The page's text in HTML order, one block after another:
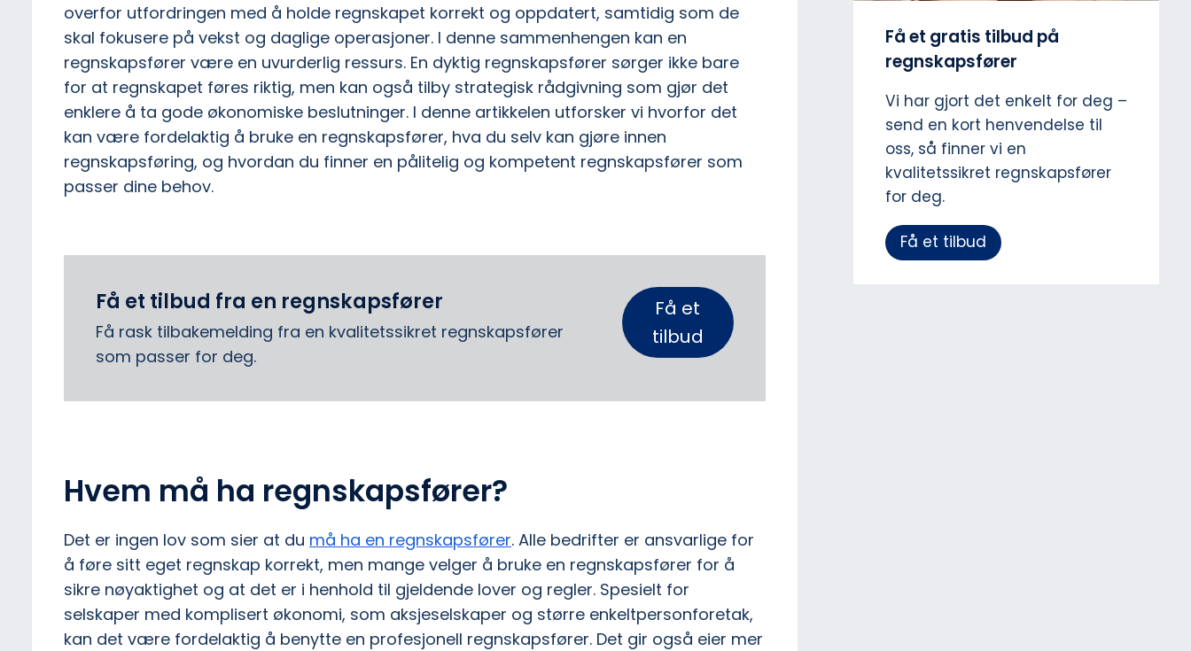
overfor utfordringen med å holde regnskapet korrekt og oppdatert, samtidig som de
skal fokusere på vekst og daglige operasjoner. I denne sammenhengen kan en
regnskapsfører være en uvurderlig ressurs. En dyktig regnskapsfører sørger ikke bare
for at regnskapet føres riktig, men kan også tilby strategisk rådgivning som gjør det
enklere å ta gode økonomiske beslutninger. I denne artikkelen utforsker vi hvorfor det
kan være fordelaktig å bruke en regnskapsfører, hva du selv kan gjøre innen
regnskapsføring, og hvordan du finner en pålitelig og kompetent regnskapsfører som
passer dine behov.
Få et tilbud fra en regnskapsfører
Få rask tilbakemelding fra en kvalitetssikret regnskapsfører
som passer for deg.
Få et
tilbud
Hvem må ha regnskapsfører?
Det er ingen lov som sier at du må ha en regnskapsfører. Alle bedrifter er ansvarlige for
å føre sitt eget regnskap korrekt, men mange velger å bruke en regnskapsfører for å
sikre nøyaktighet og at det er i henhold til gjeldende lover og regler. Spesielt for
selskaper med komplisert økonomi, som aksjeselskaper og større enkeltpersonforetak,
kan det være fordelaktig å benytte en profesjonell regnskapsfører. Det gir også eier mer
Få et gratis tilbud på
regnskapsfører
Vi har gjort det enkelt for deg –
send en kort henvendelse til
oss, så finner vi en
kvalitetssikret regnskapsfører
for deg.
Få et tilbud